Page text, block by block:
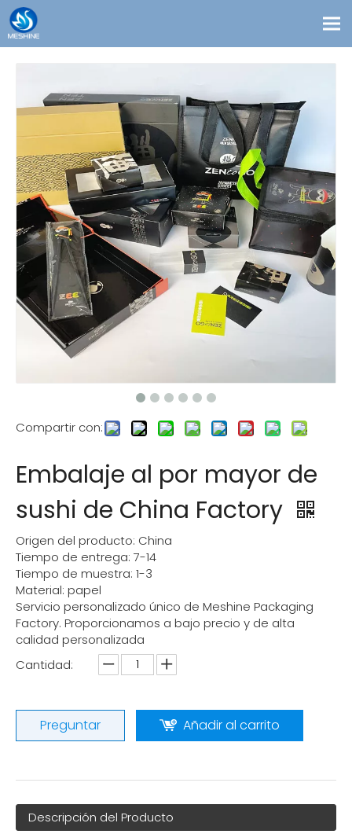
Costumbre
Soluciones
Contacto
Blogs
Sobre nosotros
Compartir con:
Embalaje al por mayor de
sushi de China Factory
Origen del producto: China
Tiempo de entrega: 7-14
Tiempo de muestra: 1-3
Material: papel
Servicio personalizado único de Meshine Packaging
Factory. Proporcionamos a bajo precio y de alta
calidad personalizada
Cantidad:
Preguntar Añadir al carrito
Descripción del Producto